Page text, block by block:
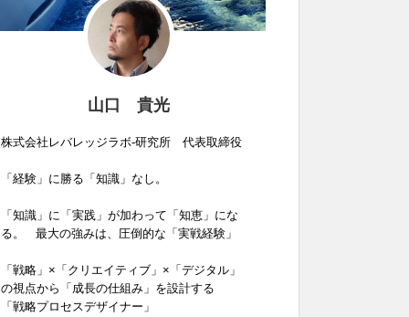
山口 貴光
株式会社レバレッジラボ-研究所 代表取締役
「経験」に勝る「知識」なし。
「知識」に「実践」が加わって「知恵」にな
る。 最大の強みは、圧倒的な「実戦経験」
「戦略」×「クリエイティブ」×「デジタル」
の視点から「成長の仕組み」を設計する
「戦略プロセスデザイナー」